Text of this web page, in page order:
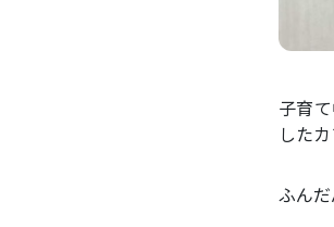
子育
した
ふん